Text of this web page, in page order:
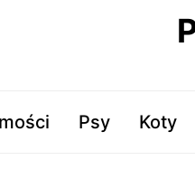
Psy Koty